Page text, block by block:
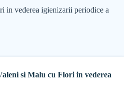
in vederea igienizarii periodice a
si Malu cu Flori in vederea